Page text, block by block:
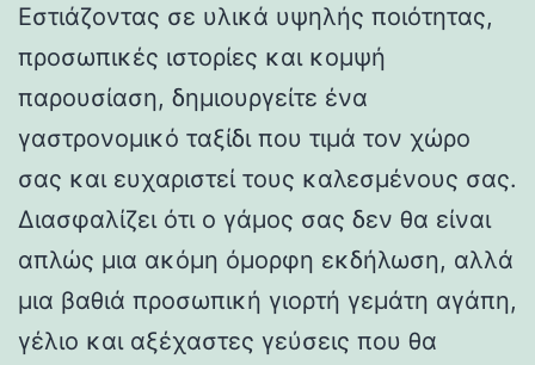
Εστιάζοντας σε υλικά υψηλής ποιότητας,
προσωπικές ιστορίες και κομψή
παρουσίαση, δημιουργείτε ένα
γαστρονομικό ταξίδι που τιμά τον χώρο
σας και ευχαριστεί τους καλεσμένους σας.
Διασφαλίζει ότι ο γάμος σας δεν θα είναι
απλώς μια ακόμη όμορφη εκδήλωση, αλλά
μια βαθιά προσωπική γιορτή γεμάτη αγάπη,
γέλιο και αξέχαστες γεύσεις που θα